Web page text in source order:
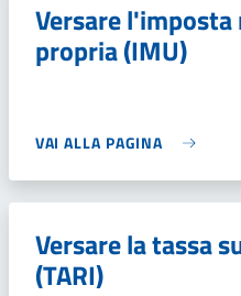
Versare
propria (IMU)
VAI ALLA PAGINA
Versare la tassa
(TARI)